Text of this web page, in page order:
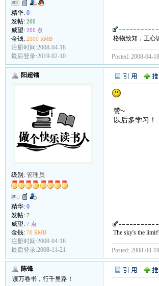
精华: 0
发帖: 200
威望: 200 点
金钱: 2000 RMB
注册时间:2008-04-18
最后登录:2019-02-10
格物致知，正心
Posted: 2008-04-
阳超镭
级别: 管理员
精华: 0
发帖: 7
威望: 7 点
金钱: 70 RMB
注册时间:2008-04-18
最后登录:2008-11-21
赞~
以后多学习！
The sky's the limit!
Posted: 2008-04-
陈锋
读万卷书，行千里路！